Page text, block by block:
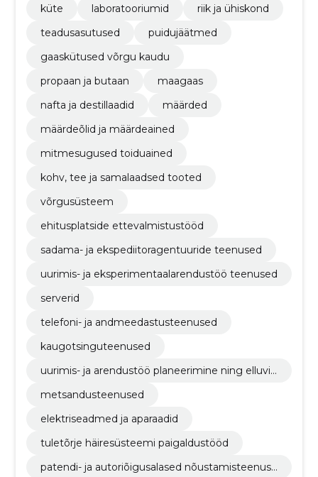
küte
laboratooriumid
riik ja ühiskond
teadusasutused
puidujäätmed
gaaskütused võrgu kaudu
propaan ja butaan
maagaas
nafta ja destillaadid
määrded
määrdeõlid ja määrdeained
mitmesugused toiduained
kohv, tee ja samalaadsed tooted
võrgusüsteem
ehitusplatside ettevalmistustööd
sadama- ja ekspediitoragentuuride teenused
uurimis- ja eksperimentaalarendustöö teenused
serverid
telefoni- ja andmeedastusteenused
kaugotsinguteenused
uurimis- ja arendustöö planeerimine ning elluvii
metsandusteenused
elektriseadmed ja aparaadid
tuletõrje häiresüsteemi paigaldustööd
patendi- ja autoriõigusalased nõustamisteenuse